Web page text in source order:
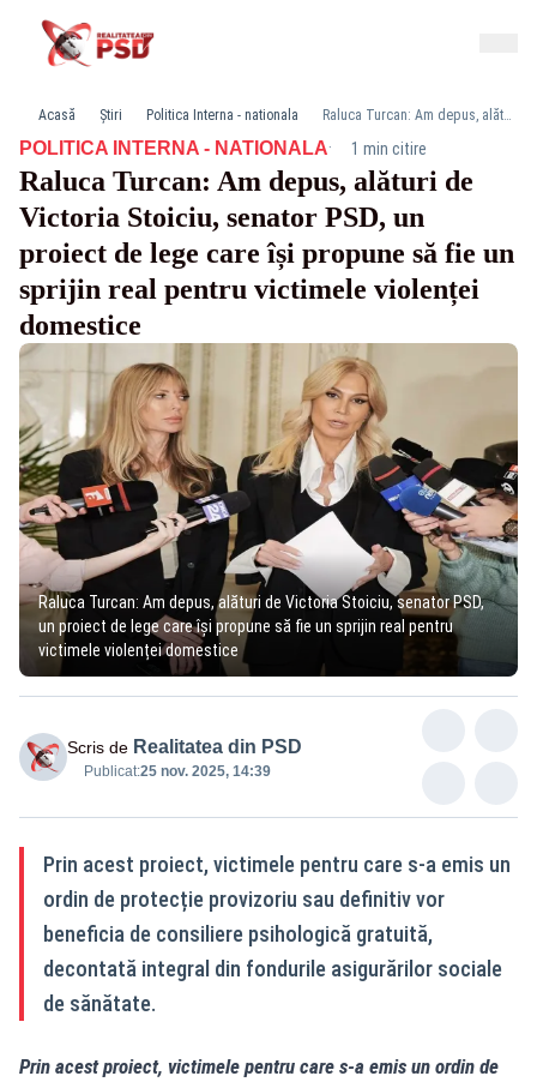
Acasă Știri Politica Interna - nationala Raluca Turcan: Am depus, alături de Victoria Stoiciu, senator PSD, un proiect de lege care își propune să fie un sprijin real pentru victimele violenței domestice
POLITICA INTERNA - NATIONALA· 1 min citire
Raluca Turcan: Am depus, alături de
Victoria Stoiciu, senator PSD, un
proiect de lege care își propune să fie un
sprijin real pentru victimele violenței
domestice
Raluca Turcan: Am depus, alături de Victoria Stoiciu, senator PSD,
un proiect de lege care își propune să fie un sprijin real pentru
victimele violenței domestice
Scris de Realitatea din PSD
Publicat:25 nov. 2025, 14:39
Prin acest proiect, victimele pentru care s-a emis un
ordin de protecție provizoriu sau definitiv vor
beneficia de consiliere psihologică gratuită,
decontată integral din fondurile asigurărilor sociale
de sănătate.
Prin acest proiect, victimele pentru care s-a emis un ordin de